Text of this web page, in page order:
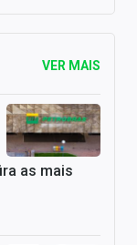
VER MAIS
as mais